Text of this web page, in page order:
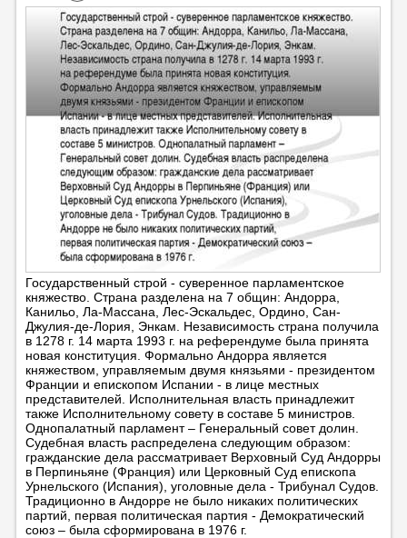
Государственный строй - суверенное парламентское
княжество. Страна разделена на 7 общин: Андорра,
Канильо, Ла-Массана, Лес-Эскальдес, Ордино, Сан-
Джулия-де-Лория, Энкам. Независимость страна получила
в 1278 г. 14 марта 1993 г. на референдуме была принята
новая конституция. Формально Андорра является
княжеством, управляемым двумя князьями - президентом
Франции и епископом Испании - в лице местных
представителей. Исполнительная власть принадлежит
также Исполнительному совету в составе 5 министров.
Однопалатный парламент – Генеральный совет долин.
Судебная власть распределена следующим образом:
гражданские дела рассматривает Верховный Суд Андорры
в Перпиньяне (Франция) или Церковный Суд епископа
Урнельского (Испания), уголовные дела - Трибунал Судов.
Традиционно в Андорре не было никаких политических
партий, первая политическая партия - Демократический
союз – была сформирована в 1976 г.